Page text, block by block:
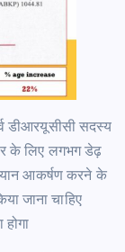
डीआरयूसीसी सदस्य
के लिए लगभग डेढ़
आकर्षण करने के
जाना चाहिए